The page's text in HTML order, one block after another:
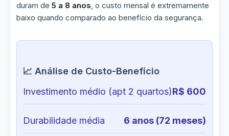
duram de 5 a 8 anos, o custo mensal é extremamente
baixo quando comparado ao benefício da segurança.
📈 Análise de Custo-Benefício
Investimento médio (apt 2 quartos)R$ 600
Durabilidade média 6 anos (72 meses)